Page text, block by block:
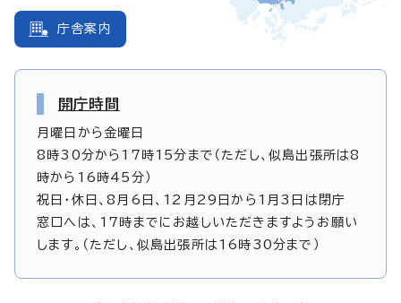
庁舎案内
開庁時間
月曜日から金曜日
8時30分から17時15分まで（ただし、似島出張所は8
時から16時45分）
祝日・休日、8月6日、12月29日から1月3日は閉庁
窓口へは、17時までにお越しいただきますようお願い
します。（ただし、似島出張所は16時30分まで）